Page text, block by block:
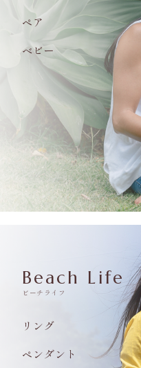
ペア
ベビー
Beach Life
ビーチライフ
リング
ペンダント